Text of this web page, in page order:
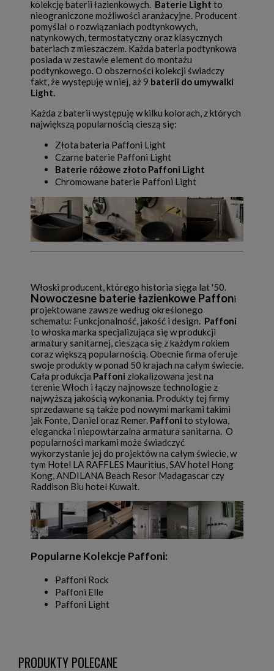
kolekcję baterii łazienkowych. Baterie Light to
nieograniczone możliwości aranżacyjne. Producent
pomyślał o rozwiązaniach podtynkowych,
natynkowych, termostatyczny oraz klasycznych
bateriach z mieszaczem. Każda bateria podtynkowa
posiada w zestawie element do montażu
podtynkowego. O obszerności kolekcji świadczy
fakt, że występuję w niej, aż 9 baterii do umywalki
Light.
Każda z baterii występuję w kilku kolorach, z których
największą popularnością cieszą się:
Złota bateria Paffoni Light
Czarne baterie Paffoni Light
Baterie różowe złoto Paffoni Light
Chromowane baterie Paffoni Light
Włoski producent, którego historia sięga lat '50.
Nowoczesne baterie łazienkowe Paffoni
projektowane zawsze według określonego
schematu: Funkcjonalność, jakość i design. Paffoni
to włoska marka specjalizująca się w produkcji
armatury sanitarnej, ciesząca się z każdym rokiem
coraz większą popularnością. Obecnie firma oferuje
swoje produkty w ponad 50 krajach na całym świecie.
Cała produkcja Paffoni zlokalizowana jest na
terenie Włoch i łączy najnowsze technologie z
najwyższą jakością wykonania. Produkty tej firmy
sprzedawane są także pod nowymi markami takimi
jak Fonte, Daniel oraz Remer. Paffoni to stylowa,
elegancka i niepowtarzalna armatura sanitarna. O
popularności markami może świadczyć
wykorzystanie jej do projektów na całym świecie, w
tym Hotel LA RAFFLES Mauritius, SAV hotel Hong
Kong, ANDILANA Beach Resor Madagascar czy
Raddison Blu hotel Kuwait.
Popularne Kolekcje Paffoni:
Paffoni Rock
Paffoni Elle
Paffoni Light
PRODUKTY POLECANE